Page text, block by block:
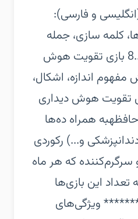
و فارسی):
کلمه سازی، جمله
سازی، تقویت املا و ...‏8 بازی تقویت هوش
اندازه، اشکال،
و...‏6 بازی تقویت هوش دیداری
حافظه‏به همراه ده‌ها
و...) رکوردی
که هر ماه
این بازی‌ها
ویژگی‌های